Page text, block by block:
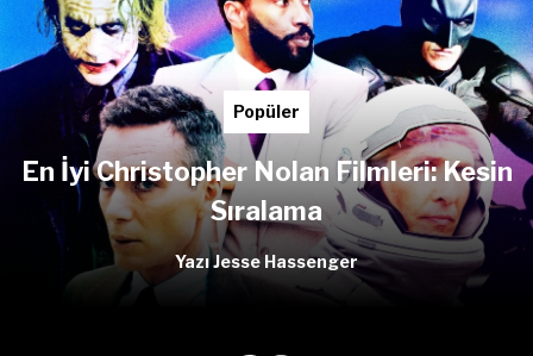
Popüler
En İyi Christopher Nolan Filmleri: Kesin
Sıralama
Yazı Jesse Hassenger